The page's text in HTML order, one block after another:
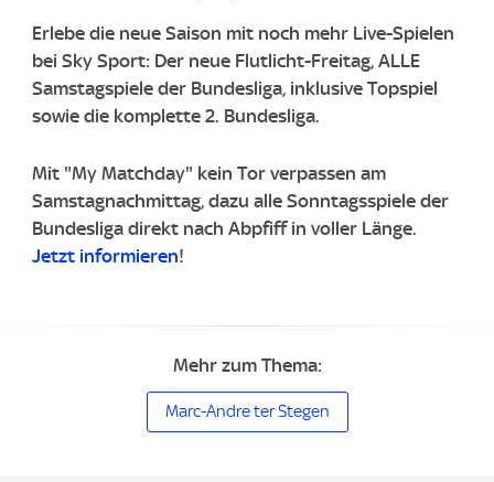
Erlebe die neue Saison mit noch mehr Live-Spielen
bei Sky Sport: Der neue Flutlicht-Freitag, ALLE
Samstagspiele der Bundesliga, inklusive Topspiel
sowie die komplette 2. Bundesliga.
Mit "My Matchday" kein Tor verpassen am
Samstagnachmittag, dazu alle Sonntagsspiele der
Bundesliga direkt nach Abpfiff in voller Länge.
Jetzt informieren!
Mehr zum Thema:
Marc-Andre ter Stegen